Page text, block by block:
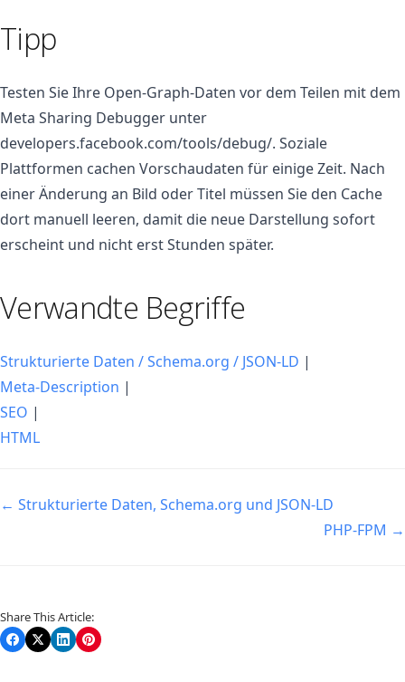
Tipp
Testen Sie Ihre Open-Graph-Daten vor dem Teilen mit dem
Meta Sharing Debugger unter
developers.facebook.com/tools/debug/. Soziale
Plattformen cachen Vorschaudaten für einige Zeit. Nach
einer Änderung an Bild oder Titel müssen Sie den Cache
dort manuell leeren, damit die neue Darstellung sofort
erscheint und nicht erst Stunden später.
Verwandte Begriffe
Strukturierte Daten / Schema.org / JSON-LD |
Meta-Description |
SEO |
HTML
Navigation
← Strukturierte Daten, Schema.org und JSON-LD
PHP-FPM →
Share This Article: